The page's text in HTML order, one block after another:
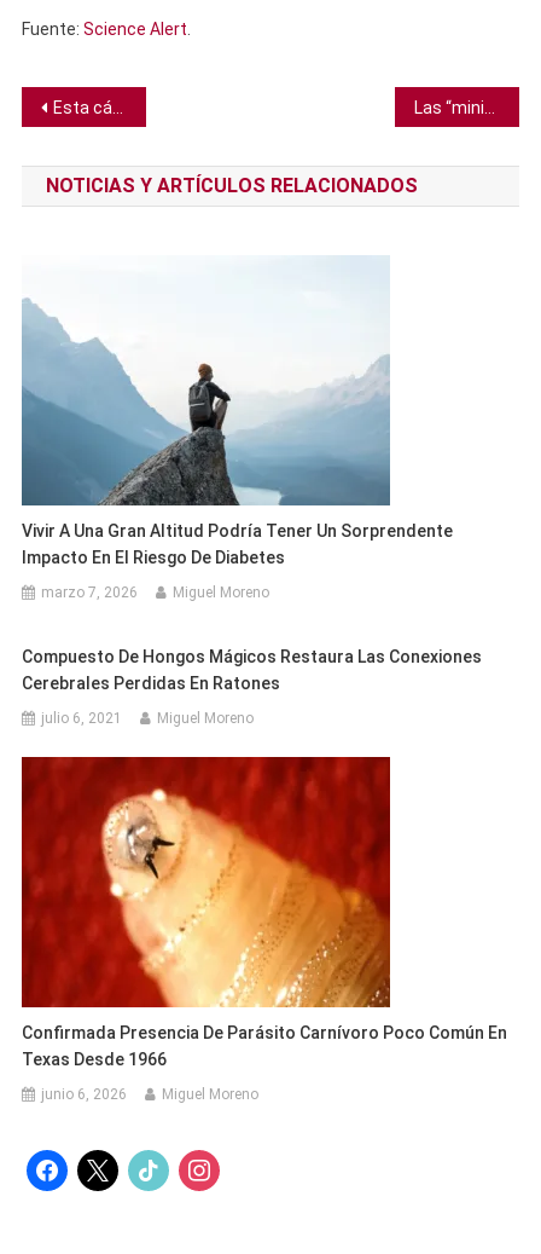
Fuente: Science Alert
Navegación
de
entradas
Esta cámara revolucionaria ve el mundo a través de los ojos de animal, desde aves hasta abejas
NOTICIAS Y ARTÍCULOS RELACIONADOS
Vivir A Una Gran Altitud Podría Tener Un Sorprendente
Impacto En El Riesgo De Diabetes
marzo 7, 2026 Miguel Moreno
Compuesto De Hongos Mágicos Restaura Las Conexiones
Cerebrales Perdidas En Ratones
julio 6, 2021 Miguel Moreno
Confirmada Presencia De Parásito Carnívoro Poco Común En
Texas Desde 1966
junio 6, 2026 Miguel Moreno
facebook
x tiktok instagram